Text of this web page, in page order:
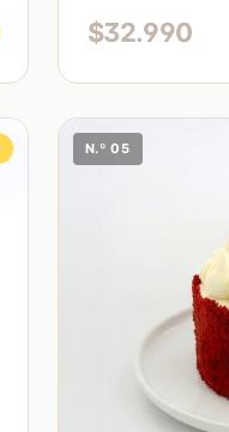
$32.990
N.º 05